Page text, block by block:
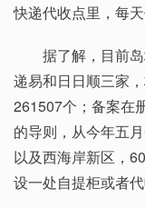
快递代收点里，每
据了解，目前
递易和日日顺三家
261507个；备案在
的导则，从今年五
以及西海岸新区，
设一处自提柜或者代